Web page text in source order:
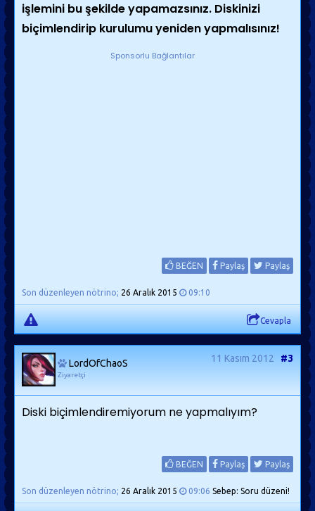
işlemini bu şekilde yapamazsınız. Diskinizi
biçimlendirip kurulumu yeniden yapmalısınız!
Sponsorlu Bağlantılar
BEĞEN Paylaş Paylaş
Son düzenleyen nötrino; 26 Aralık 2015 09:10
Cevapla
LordOfChaoS
Ziyaretçi
11 Kasım 2012 #3
Diski biçimlendiremiyorum ne yapmalıyım?
BEĞEN Paylaş Paylaş
Son düzenleyen nötrino; 26 Aralık 2015 09:06 Sebep: Soru düzeni!